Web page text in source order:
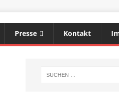
Presse Kontakt